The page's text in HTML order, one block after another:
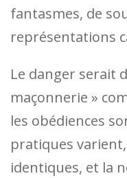
fantasmes, de
représentations
Le danger serait
maçonnerie »
les obédiences
pratiques
identiques, et la